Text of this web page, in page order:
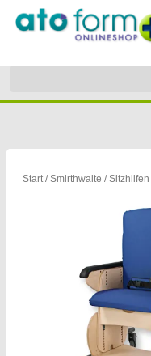
Inhalt
Start/Smirthwaite /Sitzhilfen